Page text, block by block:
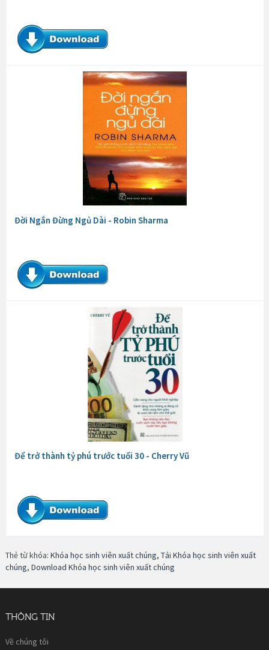
Đời Ngắn Đừng Ngủ Dài - Robin Sharma
Để trở thành tỷ phú trước tuổi 30 - Cherry Vũ
Thẻ từ khóa: Khóa học sinh viên xuất chúng, Tải Khóa học sinh viên xuất
chúng, Download Khóa học sinh viên xuất chúng
THÔNG TIN
Về chúng tôi